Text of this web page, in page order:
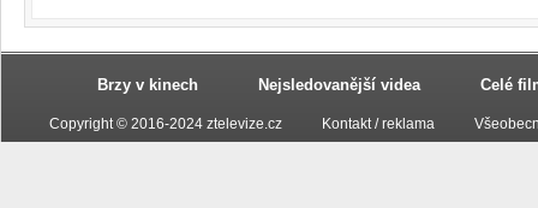
Brzy v kinech Nejsledovanější videa Celé
Copyright © 2016-2024 ztelevize.cz Kontakt / reklama